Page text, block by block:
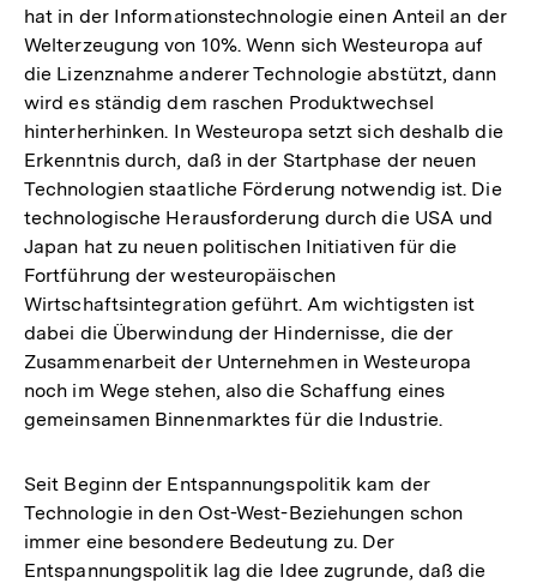
hat in der Informationstechnologie einen Anteil an der
Welterzeugung von 10%. Wenn sich Westeuropa auf
die Lizenznahme anderer Technologie abstützt, dann
wird es ständig dem raschen Produktwechsel
hinterherhinken. In Westeuropa setzt sich deshalb die
Erkenntnis durch, daß in der Startphase der neuen
Technologien staatliche Förderung notwendig ist. Die
technologische Herausforderung durch die USA und
Japan hat zu neuen politischen Initiativen für die
Fortführung der westeuropäischen
Wirtschaftsintegration geführt. Am wichtigsten ist
dabei die Überwindung der Hindernisse, die der
Zusammenarbeit der Unternehmen in Westeuropa
noch im Wege stehen, also die Schaffung eines
gemeinsamen Binnenmarktes für die Industrie.
Seit Beginn der Entspannungspolitik kam der
Technologie in den Ost-West-Beziehungen schon
immer eine besondere Bedeutung zu. Der
Entspannungspolitik lag die Idee zugrunde, daß die